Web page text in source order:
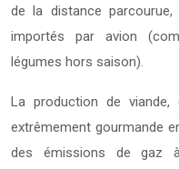
de la distance
importés par avion
légumes hors saison).
La production de
extrêmement gourmande
des émissions de gaz